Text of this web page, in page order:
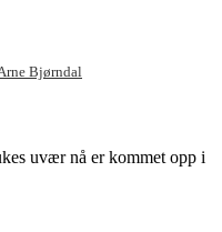
Bjørndal
uvær nå er kommet opp i